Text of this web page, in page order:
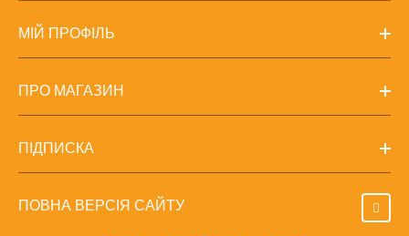
МІЙ ПРОФІЛЬ
ПРО МАГАЗИН
ПІДПИСКА
ПОВНА ВЕРСІЯ САЙТУ